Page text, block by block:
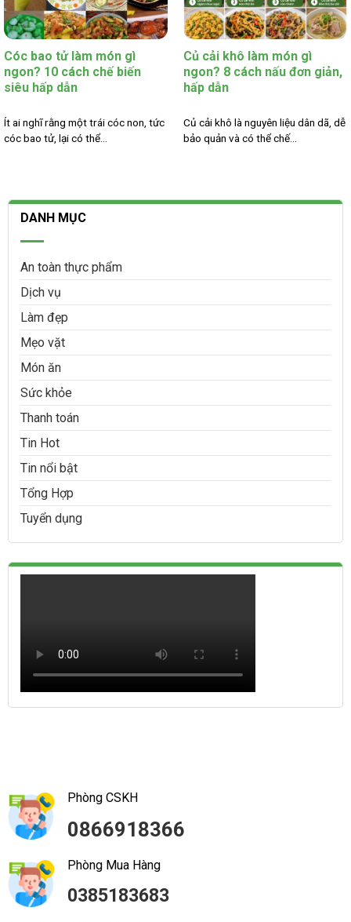
Cóc bao tử làm món gì
ngon? 10 cách chế biến
siêu hấp dẫn
Ít ai nghĩ rằng một trái cóc non, tức
cóc bao tử, lại có thể...
Củ cải khô làm món gì
ngon? 8 cách nấu đơn giản,
hấp dẫn
Củ cải khô là nguyên liệu dân dã, dễ
bảo quản và có thể chế...
DANH MỤC
An toàn thực phẩm
Dịch vụ
Làm đẹp
Mẹo vặt
Món ăn
Sức khỏe
Thanh toán
Tin Hot
Tin nổi bật
Tổng Hợp
Tuyển dụng
Phòng CSKH
0866918366
Phòng Mua Hàng
0385183683